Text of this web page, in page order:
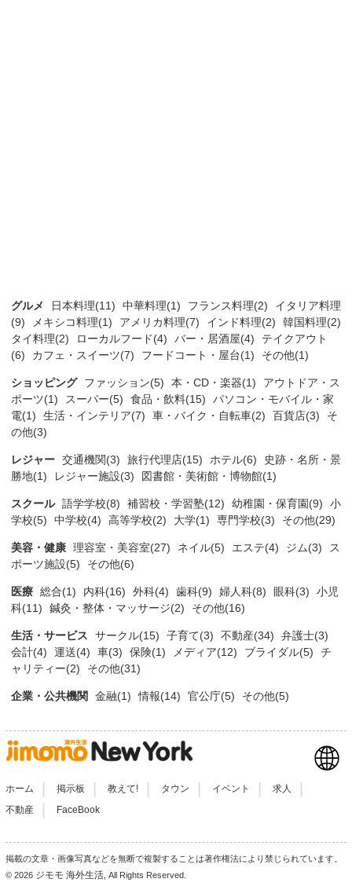
グルメ 日本料理(11) 中華料理(1) フランス料理(2)
イタリア料理
(9)
メキシコ料理(1) アメリカ料理(7) インド料理(2)
韓国料理(2)
タイ料理(2)
ローカルフード(4) バー・居酒屋(4)
テイクアウト
(6)
カフェ・スイーツ(7) フードコート・屋台(1) その他(1)
ショッピング ファッション(5) 本・CD・楽器(1)
アウトドア・ス
ポーツ(1)
スーパー(5) 食品・飲料(15)
パソコン・モバイル・家
電(1)
生活・インテリア(7) 車・バイク・自転車(2) 百貨店(3)
そ
の他(3)
レジャー 交通機関(3) 旅行代理店(15) ホテル(6)
史跡・名所・景
勝地(1)
レジャー施設(3) 図書館・美術館・博物館(1)
スクール 語学学校(8) 補習校・学習塾(12) 幼稚園・保育園(9)
小
学校(5)
中学校(4) 高等学校(2) 大学(1) 専門学校(3) その他(29)
美容・健康 理容室・美容室(27) ネイル(5) エステ(4) ジム(3)
ス
ポーツ施設(5)
その他(6)
医療 総合(1) 内科(16) 外科(4) 歯科(9) 婦人科(8) 眼科(3)
小児
科(11)
鍼灸・整体・マッサージ(2) その他(16)
生活・サービス サークル(15) 子育て(3) 不動産(34)
弁護士(3)
会計(4)
運送(4) 車(3) 保険(1) メディア(12) ブライダル(5)
チ
ャリティー(2)
その他(31)
企業・公共機関 金融(1) 情報(14) 官公庁(5) その他(5)
ホーム 掲示板 教えて! タウン イベント 求人
不動産 FaceBook
掲載の文章・画像写真などを無断で複製することは著作権法により禁じられています。
© 2026 ジモモ 海外生活 , All Rights Reserved.